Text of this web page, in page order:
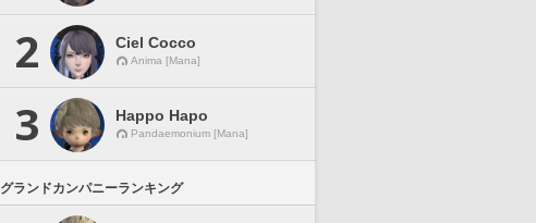
2 Ciel Cocco
Anima [Mana]
3 Happo Hapo
Pandaemonium [Mana]
グランドカンパニーランキング